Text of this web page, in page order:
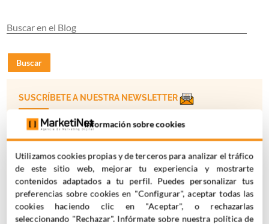
Buscar
SUSCRÍBETE A NUESTRA NEWSLETTER
Acepto laPolítica de Privacidad
Información sobre cookies
Utilizamos cookies propias y de terceros para analizar el tráfico
de este sitio web, mejorar tu experiencia y mostrarte
contenidos adaptados a tu perfil. Puedes personalizar tus
preferencias sobre cookies en "Configurar", aceptar todas las
cookies haciendo clic en "Aceptar", o rechazarlas
seleccionando "Rechazar". Infórmate sobre nuestra política de